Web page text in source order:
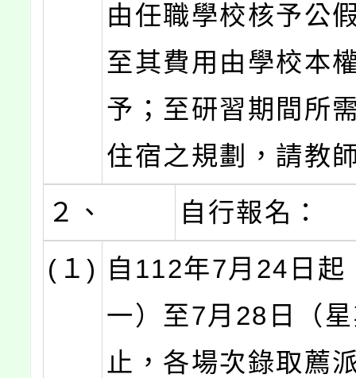
由任職學校核予公
至其費用由學校本
予；至研習期間所
住宿之規劃，請教
２、
自行報名：
(１) 自112年7月24日起
一）至7月28日（
止，各場次錄取薦